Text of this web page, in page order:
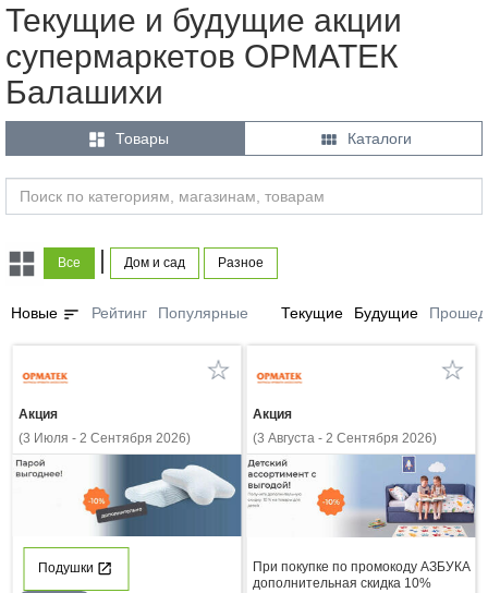
Текущие и будущие акции
супермаркетов ОРМАТЕК
Балашихи
 Товары  Каталоги
Все | Дом и сад Разное
Новые sort Рейтинг Популярные Текущие Будущие
Акция
(3 Июля - 2 Сентября 2026)
Подушки
Акция
(3 Августа - 2 Сентября 2026)
При покупке по промокоду АЗБУКА
дополнительная скидка 10%